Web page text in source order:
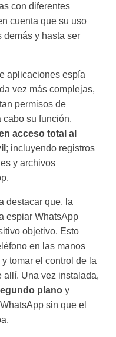
con diferentes
cuenta que su uso
demás y hasta ser
aplicaciones espía
vez más complejas,
permisos de
cabo su función.
acceso total al
; incluyendo registros
y archivos
destacar que, la
espiar WhatsApp
objetivo. Esto
en las manos
tomar el control de la
allí. Una vez instalada,
plano y
sin que el